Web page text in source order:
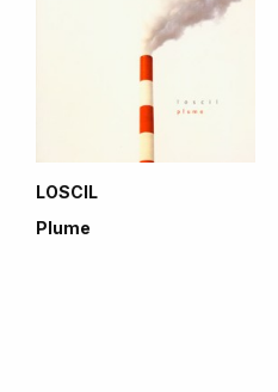
LOSCIL
Plume